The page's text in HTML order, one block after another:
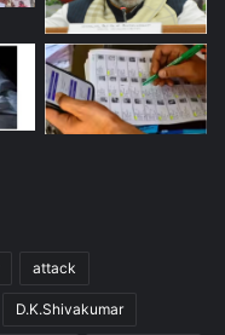
attack
D.K.Shivakumar